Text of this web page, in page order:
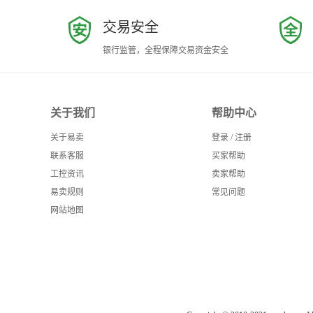
交易安全
银行监管，全程保障交易资金安全
关于我们
关于易卖
联系客服
工控资讯
易卖规则
网站地图
帮助中心
登录 / 注册
买家帮助
卖家帮助
常见问题